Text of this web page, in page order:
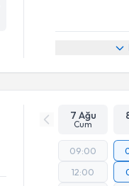
7 Ağu
Cum
09:00
12:00